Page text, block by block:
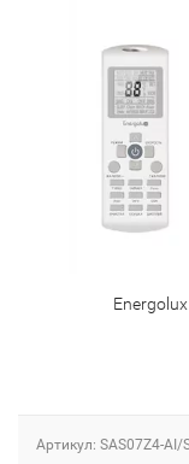
Артикул: SAS07Z4-AI/